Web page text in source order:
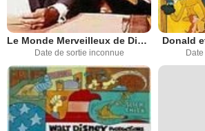
Le Monde Merveilleux de Disney
Date de sortie inconnue
Donald